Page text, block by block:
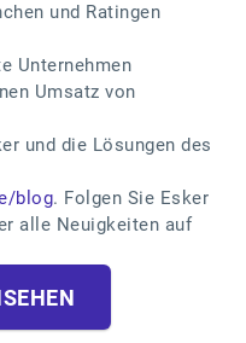
und Ratingen
Unternehmen
Umsatz von
und die Lösungen des
blog. Folgen Sie Esker
alle Neuigkeiten auf